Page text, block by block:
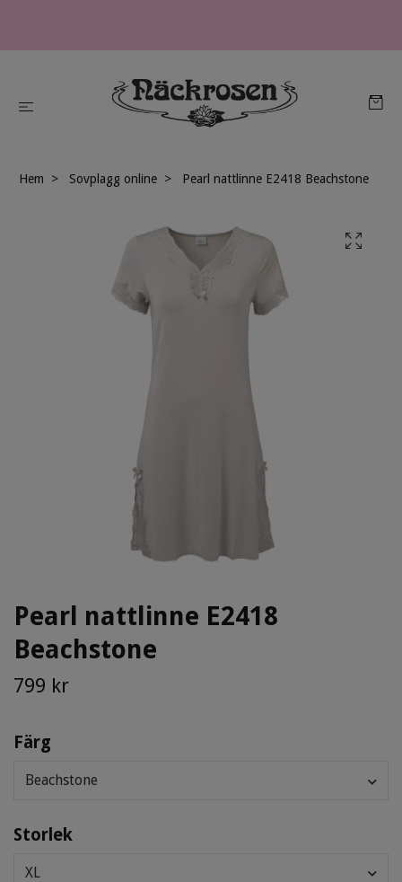
Hem Sovplagg online Pearl nattlinne E2418 Beachstone
Pearl nattlinne E2418
Beachstone
799 kr
Färg
Beachstone
Storlek
XL